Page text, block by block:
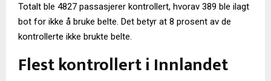
Totalt ble 4827 passasjerer kontrollert, hvorav 389 ble ilagt
bot for ikke å bruke belte. Det betyr at 8 prosent av de
kontrollerte ikke brukte belte.
Flest kontrollert i Innlandet